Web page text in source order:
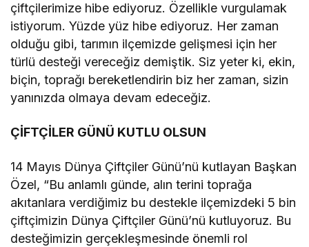
çiftçilerimize hibe ediyoruz. Özellikle vurgulamak
istiyorum. Yüzde yüz hibe ediyoruz. Her zaman
olduğu gibi, tarımın ilçemizde gelişmesi için her
türlü desteği vereceğiz demiştik. Siz yeter ki, ekin,
biçin, toprağı bereketlendirin biz her zaman, sizin
yanınızda olmaya devam edeceğiz.
ÇİFTÇİLER GÜNÜ KUTLU OLSUN
14 Mayıs Dünya Çiftçiler Günü’nü kutlayan Başkan
Özel, “Bu anlamlı günde, alın terini toprağa
akıtanlara verdiğimiz bu destekle ilçemizdeki 5 bin
çiftçimizin Dünya Çiftçiler Günü’nü kutluyoruz. Bu
desteğimizin gerçekleşmesinde önemli rol